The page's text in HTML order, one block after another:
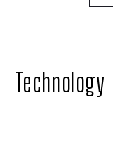
Technology